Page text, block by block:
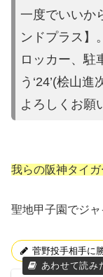
一度でいいか
ンドプラス】。
ロッカー、駐
う‘24’(桧山進
よろしくお願
我らの阪神タイガ
聖地甲子園でジャ
菅野投手相手に